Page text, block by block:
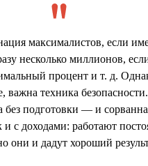
максималистов, если
несколько миллионов,
процент и т. д.
важна техника
без подготовки — и
и с доходами: работают
они и дадут хороший